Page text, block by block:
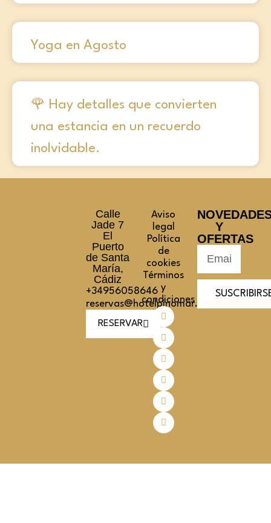
Yoga en Agosto
🌹 Hay detalles que convierten
una estancia en un recuerdo
inolvidable.
Calle
Jade 7
El
Puerto
de Santa
María,
Cádiz
+34956058646
reservas@hotelpinomar.com
RESERVAR
Aviso
legal
Política
de
cookies
Términos
y
condiciones
Y
OFERTAS